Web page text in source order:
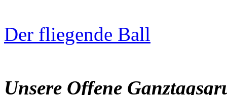
Der fliegende Ball
Unsere Offene